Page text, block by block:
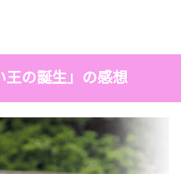
王の誕生」の感想